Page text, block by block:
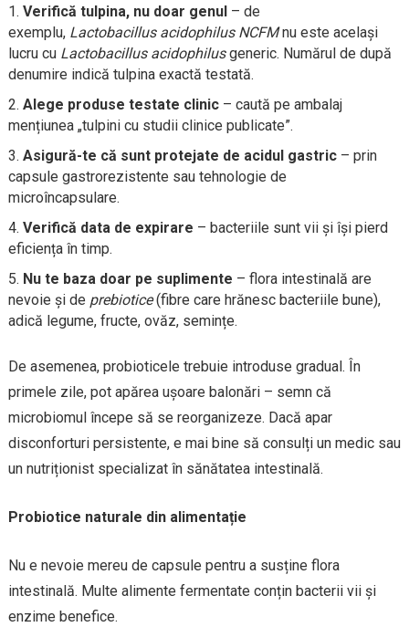
Verifică tulpina, nu doar genul– de
exemplu, Lactobacillus acidophilus NCFMnu este același
lucru cu Lactobacillus acidophilusgeneric. Numărul de după
denumire indică tulpina exactă testată.
Alege produse testate clinic– caută pe ambalaj
mențiunea „tulpini cu studii clinice publicate”.
Asigură-te că sunt protejate de acidul gastric– prin
capsule gastrorezistente sau tehnologie de
microîncapsulare.
Verifică data de expirare – bacteriile sunt vii și își pierd
eficiența în timp.
Nu te baza doar pe suplimente – flora intestinală are
nevoie și de prebiotice(fibre care hrănesc bacteriile bune),
adică legume, fructe, ovăz, semințe.
De asemenea, probioticele trebuie introduse gradual. În
primele zile, pot apărea ușoare balonări – semn că
microbiomul începe să se reorganizeze. Dacă apar
disconforturi persistente, e mai bine să consulți un medic sau
un nutriționist specializat în sănătatea intestinală.
Probiotice naturale din alimentație
Nu e nevoie mereu de capsule pentru a susține flora
intestinală. Multe alimente fermentate conțin bacterii vii și
enzime benefice.